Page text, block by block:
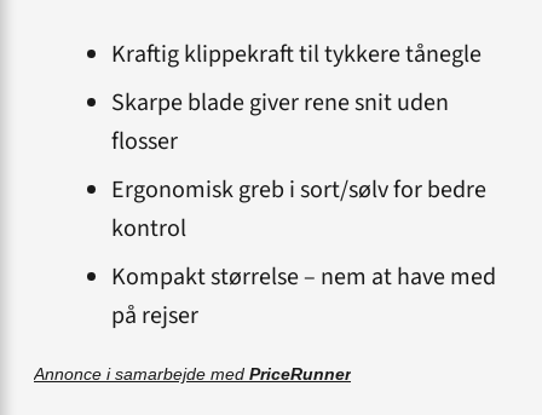
Kraftig klippekraft til tykkere tånegle
Skarpe blade giver rene snit uden
flosser
Ergonomisk greb i sort/sølv for bedre
kontrol
Kompakt størrelse – nem at have med
på rejser
Annonce i samarbejde med PriceRunner